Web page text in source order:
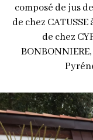
composé de jus
de chez
de chez